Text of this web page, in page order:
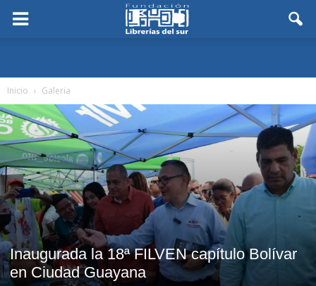
Inicio Galeria
Inaugurada la 18ª FILVEN capítulo Bolívar
en Ciudad Guayana